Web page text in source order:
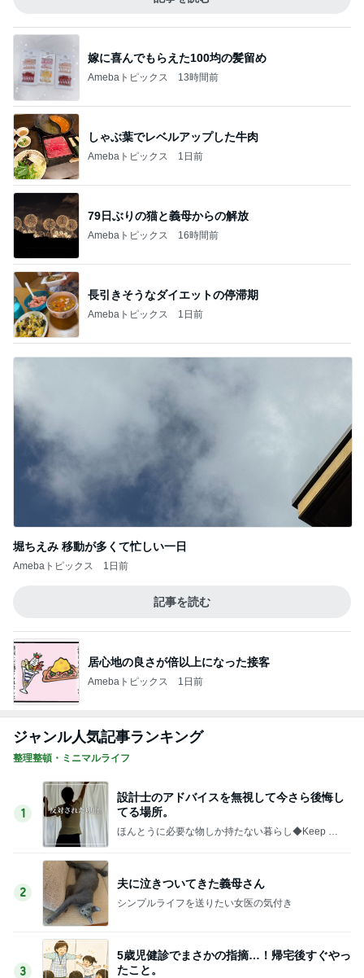
嫁に喜んでもらえた100均の髪留め
Amebaトピックス 13時間前
しゃぶ葉でレベルアップした牛肉
Amebaトピックス 1日前
79日ぶりの猫と義母からの解放
Amebaトピックス 16時間前
長引きそうなダイエットの停滞期
Amebaトピックス 1日前
堀ちえみ 移動が多くて忙しい一日
Amebaトピックス 1日前
記事を読む
居心地の良さが倍以上になった接客
Amebaトピックス 1日前
ジャンル人気記事ランキング
整理整頓・ミニマルライフ
1
設計士のアドバイスを無視して今さら後悔し
てる場所。
ほんとうに必要な物しか持たない暮らし◆Keep Lif
2
夫に泣きついてきた義母さん
シンプルライフを送りたい女医の気付き
3
5歳児健診でまさかの指摘…！帰宅後すぐやっ
たこと。